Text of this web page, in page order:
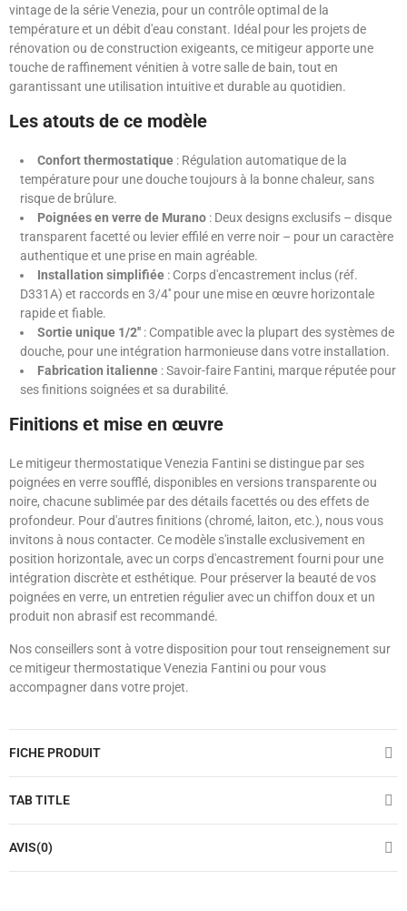
vintage de la série Venezia, pour un contrôle optimal de la
température et un débit d'eau constant. Idéal pour les projets de
rénovation ou de construction exigeants, ce mitigeur apporte une
touche de raffinement vénitien à votre salle de bain, tout en
garantissant une utilisation intuitive et durable au quotidien.
Les atouts de ce modèle
Confort thermostatique : Régulation automatique de la
température pour une douche toujours à la bonne chaleur, sans
risque de brûlure.
Poignées en verre de Murano : Deux designs exclusifs – disque
transparent facetté ou levier effilé en verre noir – pour un caractère
authentique et une prise en main agréable.
Installation simplifiée : Corps d'encastrement inclus (réf.
D331A) et raccords en 3/4'' pour une mise en œuvre horizontale
rapide et fiable.
Sortie unique 1/2'' : Compatible avec la plupart des systèmes de
douche, pour une intégration harmonieuse dans votre installation.
Fabrication italienne : Savoir-faire Fantini, marque réputée pour
ses finitions soignées et sa durabilité.
Finitions et mise en œuvre
Le mitigeur thermostatique Venezia Fantini se distingue par ses
poignées en verre soufflé, disponibles en versions transparente ou
noire, chacune sublimée par des détails facettés ou des effets de
profondeur. Pour d'autres finitions (chromé, laiton, etc.), nous vous
invitons à nous contacter. Ce modèle s'installe exclusivement en
position horizontale, avec un corps d'encastrement fourni pour une
intégration discrète et esthétique. Pour préserver la beauté de vos
poignées en verre, un entretien régulier avec un chiffon doux et un
produit non abrasif est recommandé.
Nos conseillers sont à votre disposition pour tout renseignement sur
ce mitigeur thermostatique Venezia Fantini ou pour vous
accompagner dans votre projet.
FICHE PRODUIT
TAB TITLE
AVIS(0)